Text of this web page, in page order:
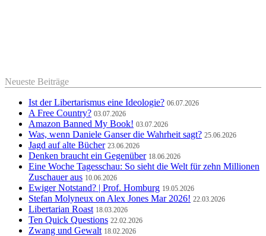
Neueste Beiträge
Ist der Libertarismus eine Ideologie? 06.07.2026
A Free Country? 03.07.2026
Amazon Banned My Book! 03.07.2026
Was, wenn Daniele Ganser die Wahrheit sagt? 25.06.2026
Jagd auf alte Bücher 23.06.2026
Denken braucht ein Gegenüber 18.06.2026
Eine Woche Tagesschau: So sieht die Welt für zehn Millionen
Zuschauer aus 10.06.2026
Ewiger Notstand? | Prof. Homburg 19.05.2026
Stefan Molyneux on Alex Jones Mar 2026! 22.03.2026
Libertarian Roast 18.03.2026
Ten Quick Questions 22.02.2026
Zwang und Gewalt 18.02.2026